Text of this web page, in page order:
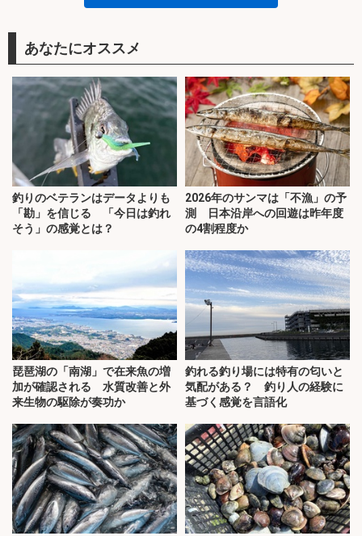
あなたにオススメ
釣りのベテランはデータよりも
「勘」を信じる 「今日は釣れ
そう」の感覚とは？
2026年のサンマは「不漁」の予
測 日本沿岸への回遊は昨年度
の4割程度か
琵琶湖の「南湖」で在来魚の増
加が確認される 水質改善と外
来生物の駆除が奏功か
釣れる釣り場には特有の匂いと
気配がある？ 釣り人の経験に
基づく感覚を言語化